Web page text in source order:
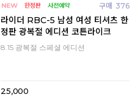
구매 376
라이더 RBC-5 남성 여성 티셔츠 한
정판 광복절 에디션 코튼라이크
8.15 광복절 스페셜 에디션
25,000